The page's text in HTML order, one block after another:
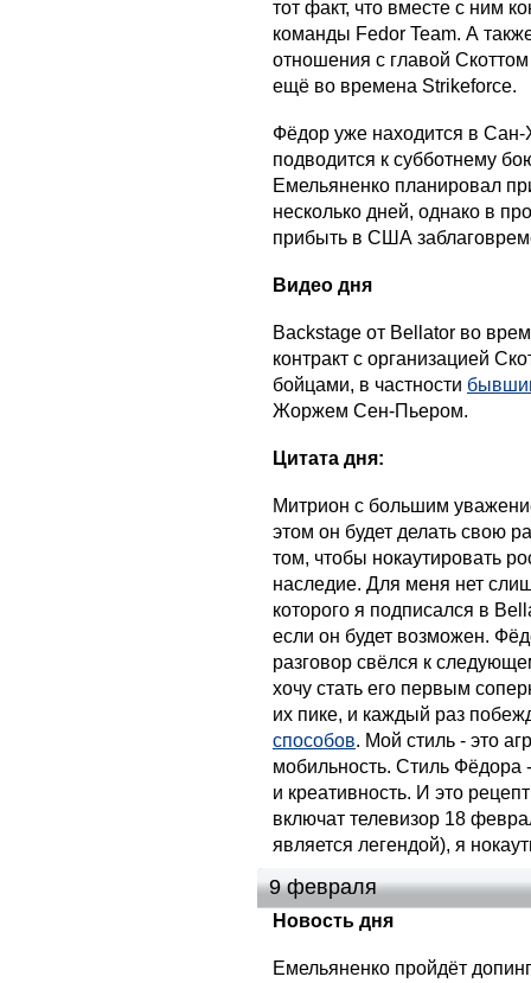
тот факт, что вместе с ним
команды Fedor Team. А
отношения с главой
ещё во времена Strikeforce.
Фёдор уже находится в Сан-
подводится к субботнему
Емельяненко планировал
несколько дней, однако в
прибыть в США
Видео дня
Backstage от Bellator во
контракт с организацией
бойцами, в частности
Жоржем Сен-Пьером.
Цитата дня:
Митрион с большим
этом он будет делать свою
том, чтобы нокаутировать
наследие. Для меня нет
которого я подписался в
если он будет возможен.
разговор свёлся к
хочу стать его первым
их пике, и каждый раз
способов. Мой стиль - это
мобильность. Стиль Фёдора
и креативность. И это
включат телевизор 18
является легендой), я
9 февраля
Новость дня
Емельяненко пройдёт